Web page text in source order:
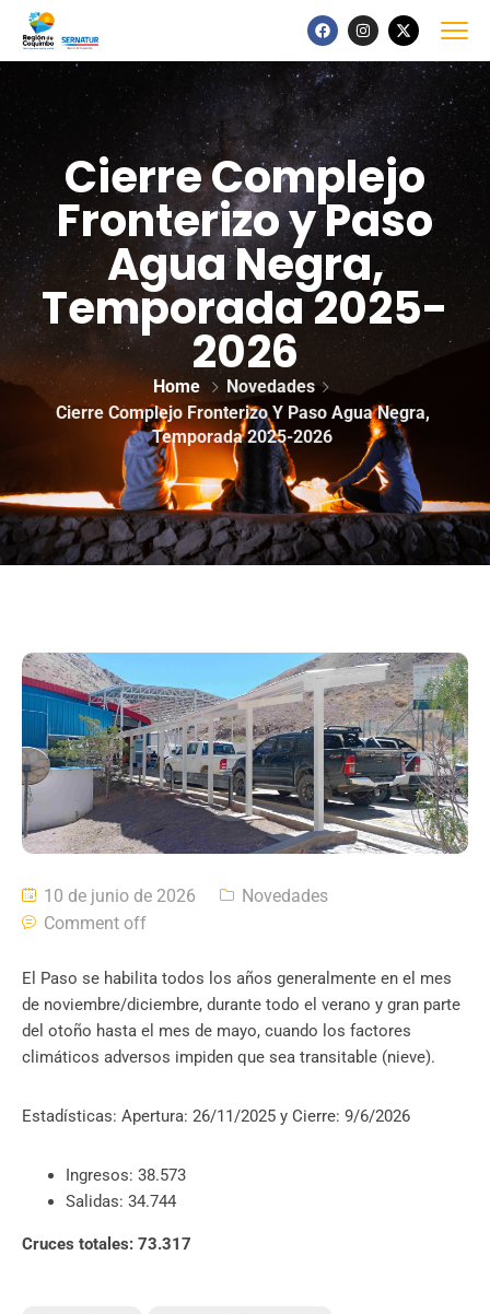
Cierre Complejo
Fronterizo y Paso
Agua Negra,
Temporada 2025-
2026
Home
Novedades
Cierre Complejo Fronterizo Y Paso Agua Negra,
Temporada 2025-2026
10 de junio de 2026
Novedades
Comment off
El Paso se habilita todos los años generalmente en el mes
de noviembre/diciembre, durante todo el verano y gran parte
del otoño hasta el mes de mayo, cuando los factores
climáticos adversos impiden que sea transitable (nieve).
Estadísticas: Apertura: 26/11/2025 y Cierre: 9/6/2026
Ingresos: 38.573
Salidas: 34.744
Cruces totales: 73.317